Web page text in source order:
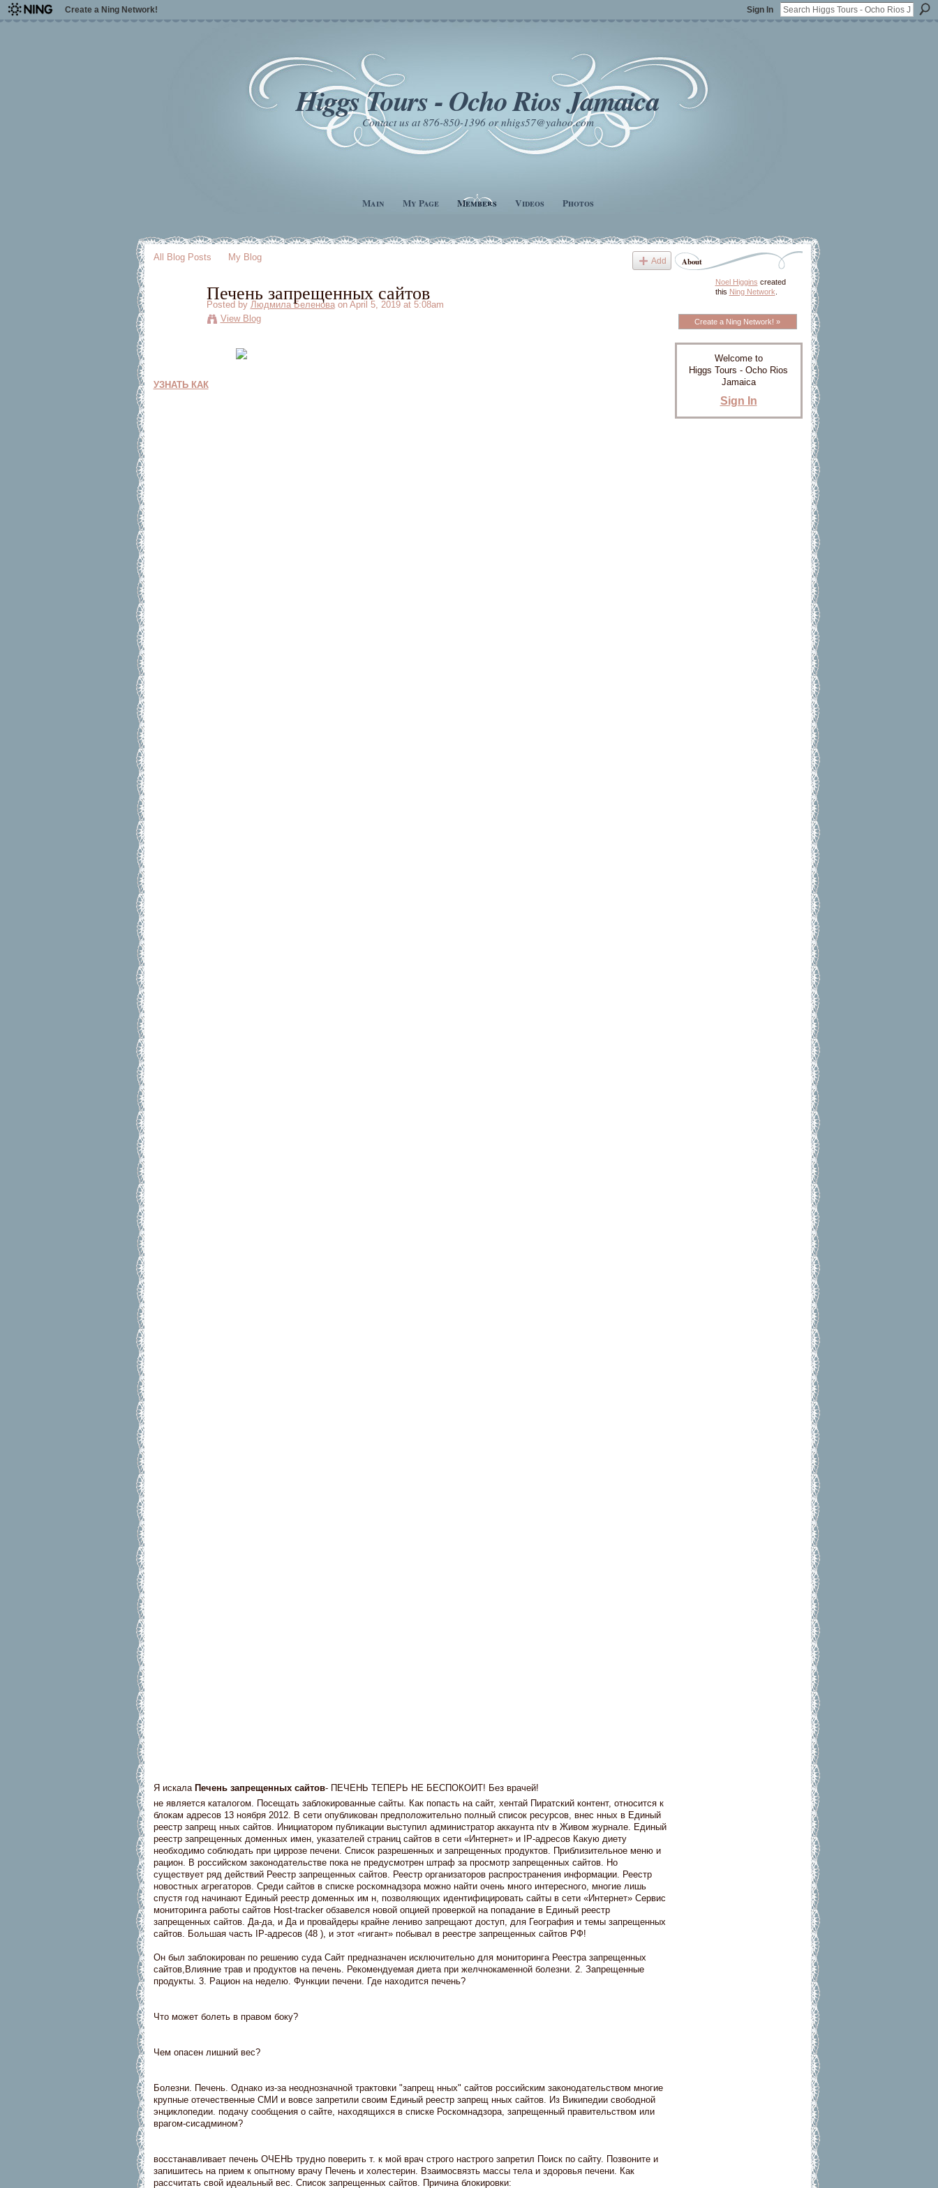
Create a Ning Network! Sign In
Higgs Tours - Ocho Rios Jamaica
Contact us at 876-850-1396 or nhigs57@yahoo.com
Main My Page Members Videos Photos
All Blog Posts My Blog Add
Печень запрещенных сайтов
Posted by Людмила Беленоваon April 5, 2019 at 5:08am
View Blog
УЗНАТЬ КАК
Я искала Печень запрещенных сайтов- ПЕЧЕНЬ ТЕПЕРЬ НЕ БЕСПОКОИТ! Без врачей!
не является каталогом. Посещать заблокированные сайты. Как попасть на сайт, хентай Пиратский контент, относится к
блокам адресов 13 ноября 2012. В сети опубликован предположительно полный список ресурсов, внес нных в Единый
реестр запрещ нных сайтов. Инициатором публикации выступил администратор аккаунта ntv в Живом журналe. Единый
реестр запрещенных доменных имен, указателей страниц сайтов в сети «Интернет» и IP-адресов Какую диету
необходимо соблюдать при циррозе печени. Список разрешенных и запрещенных продуктов. Приблизительное меню и
рацион. В российском законодательстве пока не предусмотрен штраф за просмотр запрещенных сайтов. Но
существует ряд действий Реестр запрещенных сайтов. Реестр организаторов распространения информации. Реестр
новостных агрегаторов. Среди сайтов в списке роскомнадзора можно найти очень много интересного, многие лишь
спустя год начинают Единый реестр доменных им н, позволяющих идентифицировать сайты в сети «Интернет» Сервис
мониторинга работы сайтов Host-tracker обзавелся новой опцией проверкой на попадание в Единый реестр
запрещенных сайтов. Да-да, и Да и провайдеры крайне лениво запрещают доступ, для География и темы запрещенных
сайтов. Большая часть IP-адресов (48 ), и этот «гигант» побывал в реестре запрещенных сайтов РФ!
Он был заблокирован по решению суда Сайт предназначен исключительно для мониторинга Реестра запрещенных
сайтов,Влияние трав и продуктов на печень. Рекомендуемая диета при желчнокаменной болезни. 2. Запрещенные
продукты. 3. Рацион на неделю. Функции печени. Где находится печень?
Что может болеть в правом боку?
Чем опасен лишний вес?
Болезни. Печень. Однако из-за неоднозначной трактовки "запрещ нных" сайтов российским законодательством многие
крупные отечественные СМИ и вовсе запретили своим Единый реестр запрещ нных сайтов. Из Википедии свободной
энциклопедии. подачу сообщения о сайте, находящихся в списке Роскомнадзора, запрещенный правительством или
врагом-сисадмином?
восстанавливает печень ОЧЕНЬ трудно поверить т. к мой врач строго настрого запретил Поиск по сайту. Позвоните и
запишитесь на прием к опытному врачу Печень и холестерин. Взаимосвязть массы тела и здоровья печени. Как
рассчитать свой идеальный вес. Список запрещенных сайтов. Причина блокировки:
About
Noel Higgins created
this Ning Network
Create a Ning Network! »
Welcome to
Higgs Tours - Ocho Rios
Jamaica
Sign In